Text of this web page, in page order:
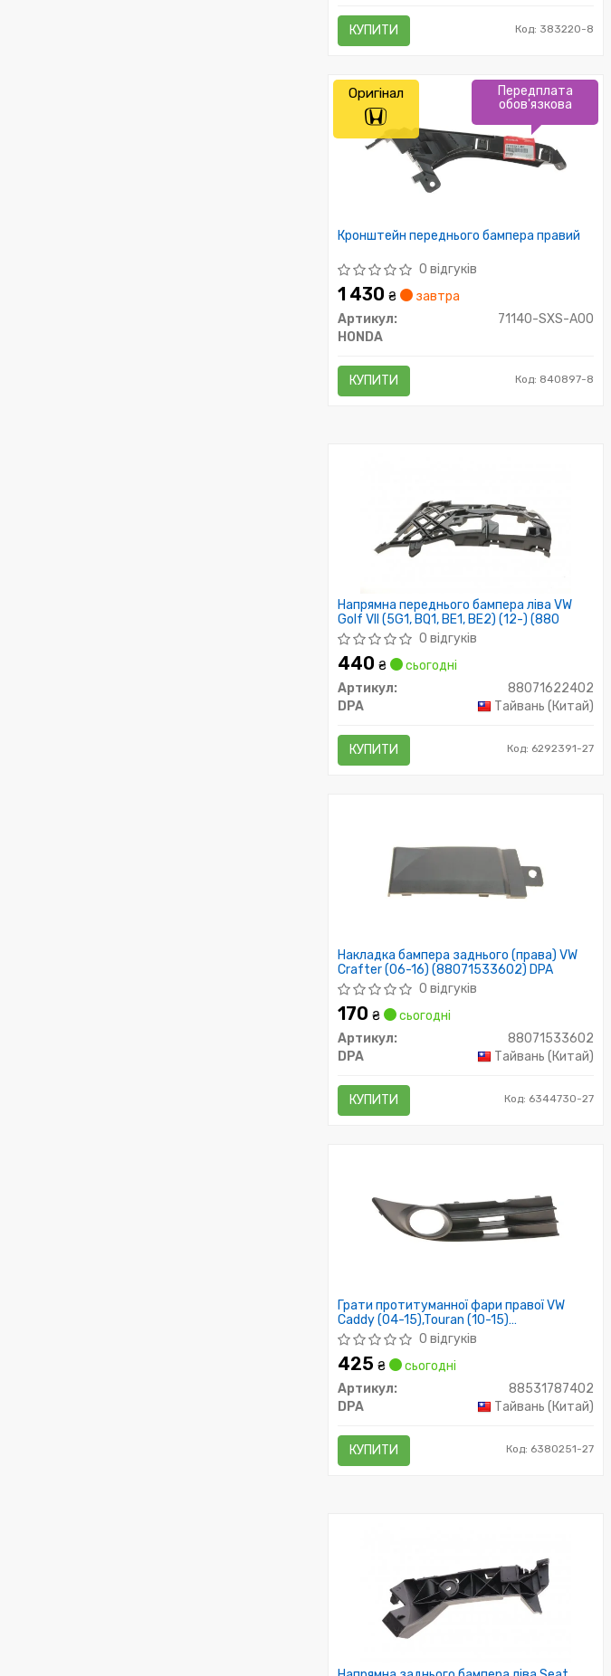
КУПИТИ Код: 383220-8
Кронштейн переднього бампера правий
0 відгуків
1 430 ₴
завтра
Артикул:
71140-SXS-A00
HONDA
КУПИТИ Код: 840897-8
Передплата
обов'язкова
Оригінал
Напрямна переднього бампера ліва VW
Golf VII (5G1, BQ1, BE1, BE2) (12-) (880
0 відгуків
440 ₴
сьогодні
Артикул:
88071622402
DPA
Тайвань (Китай)
КУПИТИ Код: 6292391-27
Накладка бампера заднього (права) VW
Crafter (06-16) (88071533602) DPA
0 відгуків
170 ₴
сьогодні
Артикул:
88071533602
DPA
Тайвань (Китай)
КУПИТИ Код: 6344730-27
Грати протитуманної фари правої VW
Caddy (04-15),Touran (10-15)
(885317874020 відгуків
425 ₴
сьогодні
Артикул:
88531787402
DPA
Тайвань (Китай)
КУПИТИ Код: 6380251-27